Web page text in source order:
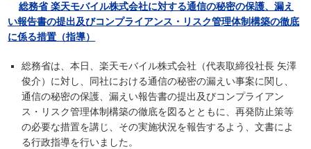
総務省 楽天モバイル株式会社に対する通信の秘密の保護、漏え
い報告書の提出及びコンプライアンス・リスク管理体制構築の徹底
に係る措置（指導）
総務省は、本日、楽天モバイル株式会社（代表取締役社長 矢澤
俊介）に対し、同社における通信の秘密の漏えい事案に関し、
通信の秘密の保護、漏えい報告書の提出及びコンプライアン
ス・リスク管理体制構築の徹底を図るとともに、再発防止策等
の必要な措置を講じ、その実施状況を報告するよう、文書によ
る行政指導を行いました。